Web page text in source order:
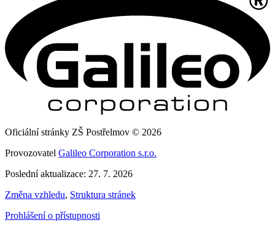
Oficiální stránky ZŠ Postřelmov © 2026
Provozovatel Galileo Corporation s.r.o.
Poslední aktualizace: 27. 7. 2026
Změna vzhledu, Struktura stránek
Prohlášení o přístupnosti